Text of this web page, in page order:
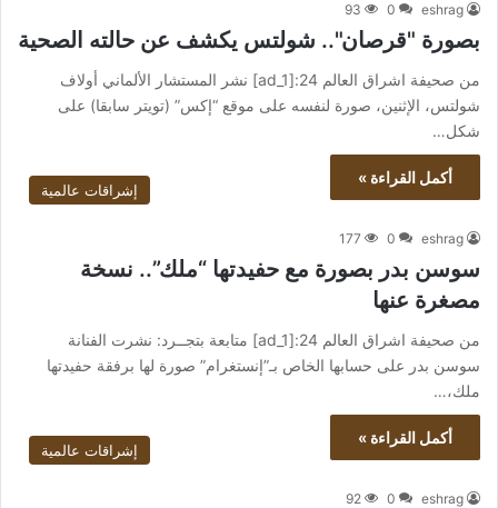
eshrag
0
93
بصورة "قرصان".. شولتس يكشف عن حالته الصحية
من صحيفة اشراق العالم 24:[ad_1] نشر المستشار الألماني أولاف
شولتس، الإثنين، صورة لنفسه على موقع “إكس” (تويتر سابقا) على
شكل…
أكمل القراءة »
إشراقات عالمية
eshrag
0
177
سوسن بدر بصورة مع حفيدتها “ملك”.. نسخة
مصغرة عنها
من صحيفة اشراق العالم 24:[ad_1] متابعة بتجــرد: نشرت الفنانة
سوسن بدر على حسابها الخاص بـ”إنستغرام” صورة لها برفقة حفيدتها
ملك،…
أكمل القراءة »
إشراقات عالمية
eshrag
0
92